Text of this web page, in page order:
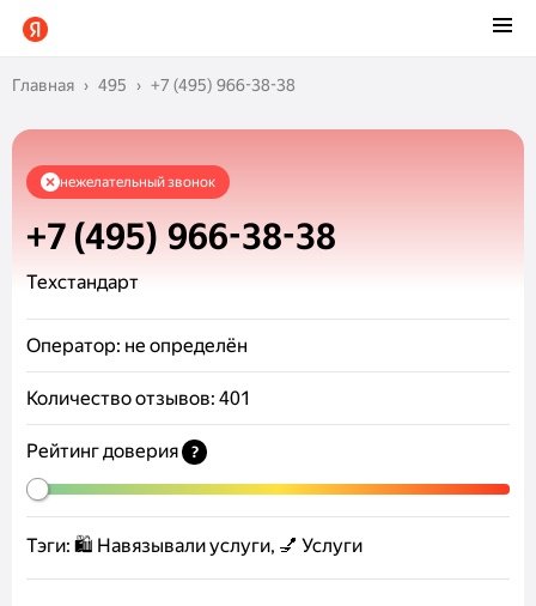
Главная 495 +7 (495) 966-38-38
нежелательный звонок
+7 (495) 966-38-38
Техстандарт
Оператор: не определён
Количество отзывов: 401
Рейтинг доверия ?
Тэги: 🛍️ Навязывали услуги, 💅 Услуги